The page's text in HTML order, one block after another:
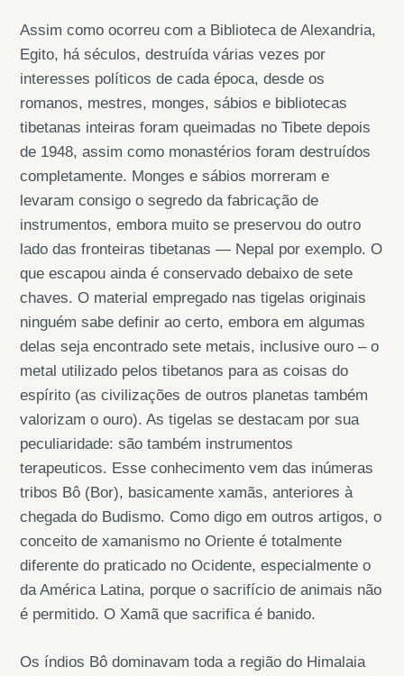
Assim como ocorreu com a Biblioteca de Alexandria,
Egito, há séculos, destruída várias vezes por
interesses políticos de cada época, desde os
romanos, mestres, monges, sábios e bibliotecas
tibetanas inteiras foram queimadas no Tibete depois
de 1948, assim como monastérios foram destruídos
completamente. Monges e sábios morreram e
levaram consigo o segredo da fabricação de
instrumentos, embora muito se preservou do outro
lado das fronteiras tibetanas — Nepal por exemplo. O
que escapou ainda é conservado debaixo de sete
chaves. O material empregado nas tigelas originais
ninguém sabe definir ao certo, embora em algumas
delas seja encontrado sete metais, inclusive ouro – o
metal utilizado pelos tibetanos para as coisas do
espírito (as civilizações de outros planetas também
valorizam o ouro). As tigelas se destacam por sua
peculiaridade: são também instrumentos
terapeuticos. Esse conhecimento vem das inúmeras
tribos Bô (Bor), basicamente xamãs, anteriores à
chegada do Budismo. Como digo em outros artigos, o
conceito de xamanismo no Oriente é totalmente
diferente do praticado no Ocidente, especialmente o
da América Latina, porque o sacrifício de animais não
é permitido. O Xamã que sacrifica é banido.
Os índios Bô dominavam toda a região do Himalaia